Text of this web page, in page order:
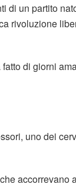
di un partito
rivoluzione
di giorni
uno dei
accorrevano